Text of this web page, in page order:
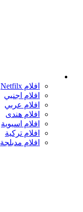
افلام Netfilx
افلام اجنبي
افلام عربي
افلام هندى
افلام اسيوية
افلام تركية
افلام مدبلجة